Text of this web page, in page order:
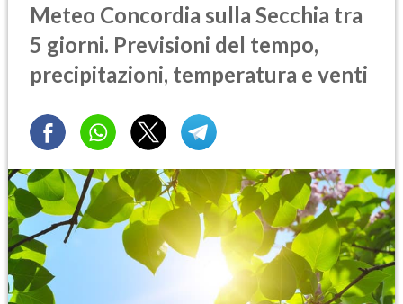
Meteo Concordia sulla Secchia tra
5 giorni. Previsioni del tempo,
precipitazioni, temperatura e venti